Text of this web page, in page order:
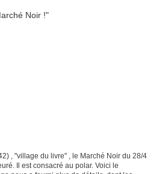
, "village du livre" , le Marché Noir du 28/4
Il est consacré au polar. Voici le